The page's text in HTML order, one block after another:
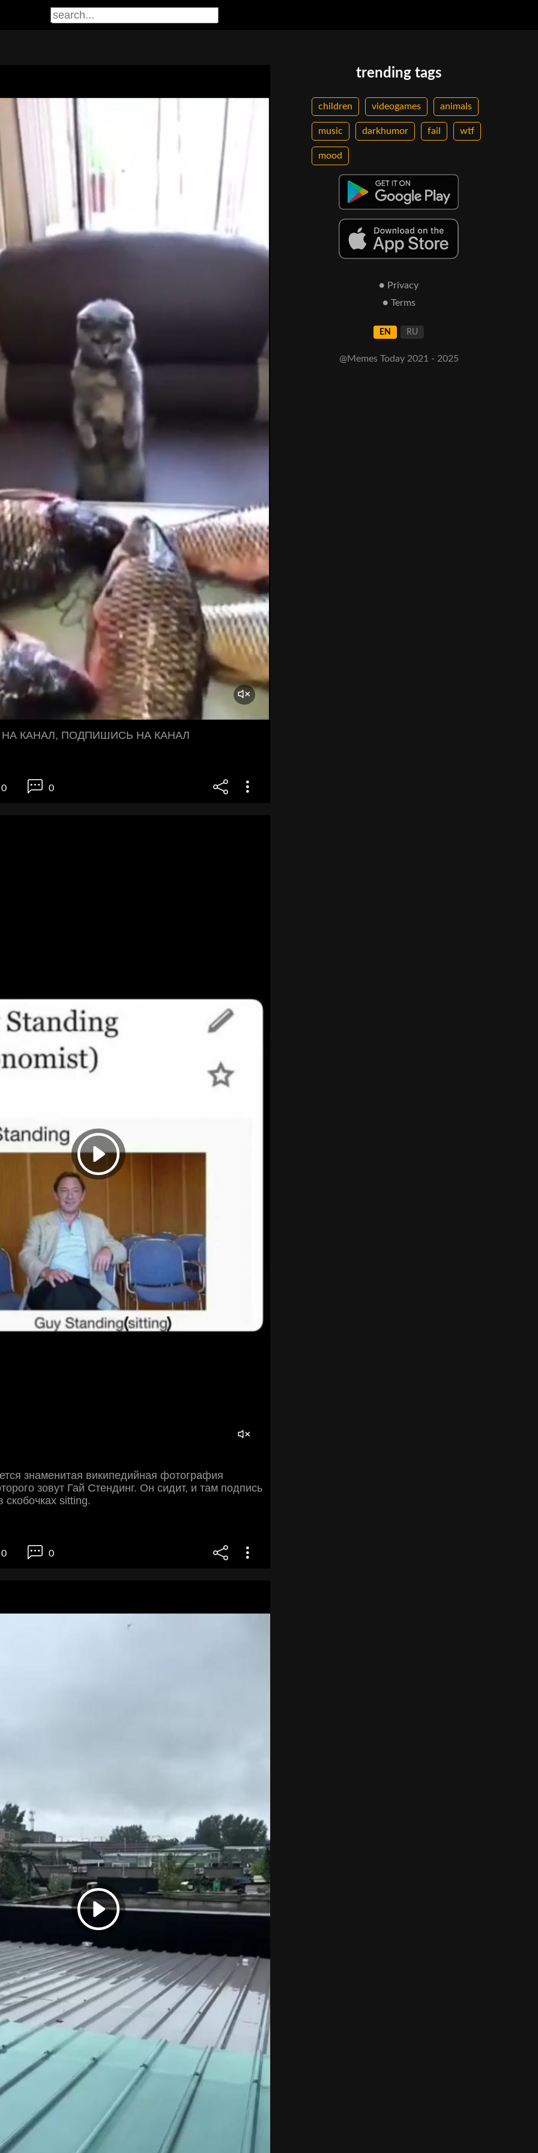
КАНАЛ, ПОДПИШИСЬ НА КАНАЛ
0 0
знаменитая википедийная фотография
зовут Гай Стендинг. Он сидит, и там подпись
скобочках sitting.
0 0
trending tags
children videogames animals
music darkhumor fail wtf
mood
● Privacy
● Terms
EN RU
@Memes Today 2021 - 2025